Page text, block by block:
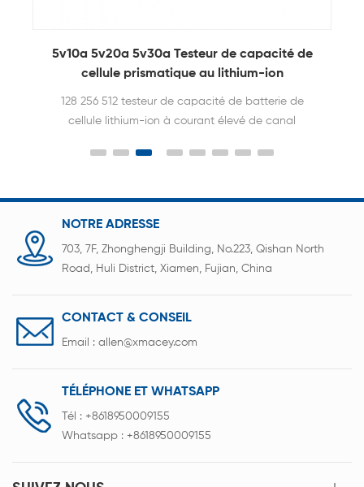
5v10a 5v20a 5v30a Testeur de capacité de
cellule prismatique au lithium-ion
128 256 512 testeur de capacité de batterie de
cellule lithium-ion à courant élevé de canal
NOTRE ADRESSE
703, 7F, Zhonghengji Building, No.223, Qishan North
Road, Huli District, Xiamen, Fujian, China
CONTACT & CONSEIL
Email : allen@xmacey.com
TÉLÉPHONE ET WHATSAPP
Tél : +8618950009155
Whatsapp : +8618950009155